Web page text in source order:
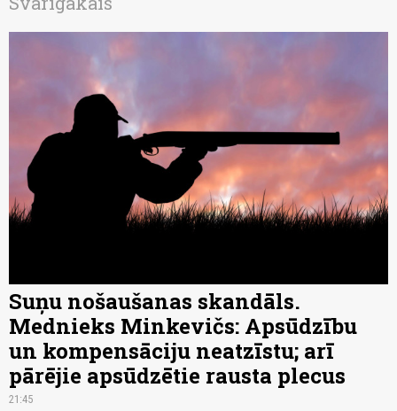
Suņu nošaušanas skandāls.
Mednieks Minkevičs: Apsūdzību
un kompensāciju neatzīstu; arī
pārējie apsūdzētie rausta plecus
21:45